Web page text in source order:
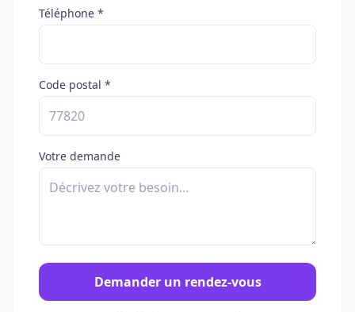
Téléphone *
Code postal *
Votre demande
Demander un rendez-vous